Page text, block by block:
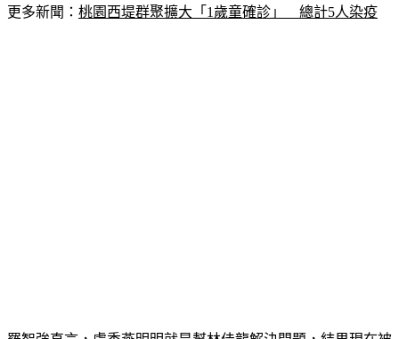
更多新聞： 桃園西堤群聚擴大「1歲童確診」　總計5人染疫